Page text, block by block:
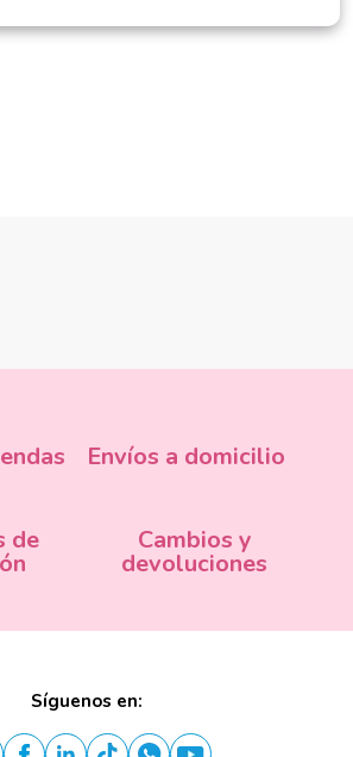
Envíos a domicilio
de Cambios y
devoluciones
Síguenos en: